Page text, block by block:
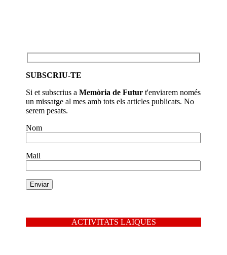
SUBSCRIU-TE
Si et subscrius aMemòria de Futur t'enviarem només
un missatge al mes amb tots els articles publicats. No
serem pesats.
Nom
Mail
ACTIVITATS LAIQUES